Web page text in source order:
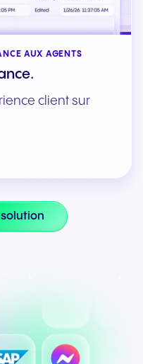
AUX AGENTS
client sur